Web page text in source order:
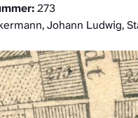
273
Johann Ludwig,